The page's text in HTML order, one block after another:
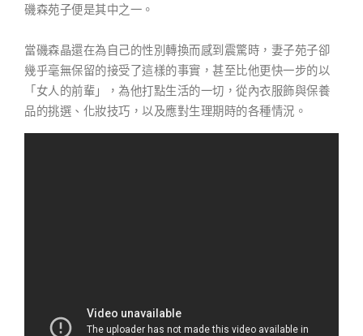
磯森苑子便是其中之一。
當磯森晶還在為自己的性別轉換而感到震驚時，妻子苑子卻
幾乎毫無保留的接受了這樣的事實，甚至比他更快一步的以
「女人的前輩」，為他打點生活的一切，從內衣服飾與保養
品的挑選、化妝技巧，以及應對生理期時的各種情況。